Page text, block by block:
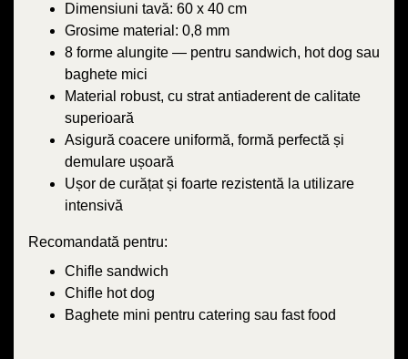
Dimensiuni tavă: 60 x 40 cm
Grosime material: 0,8 mm
8 forme alungite — pentru sandwich, hot dog sau
baghete mici
Material robust, cu strat antiaderent de calitate
superioară
Asigură coacere uniformă, formă perfectă și
demulare ușoară
Ușor de curățat și foarte rezistentă la utilizare
intensivă
Recomandată pentru:
Chifle sandwich
Chifle hot dog
Baghete mini pentru catering sau fast food